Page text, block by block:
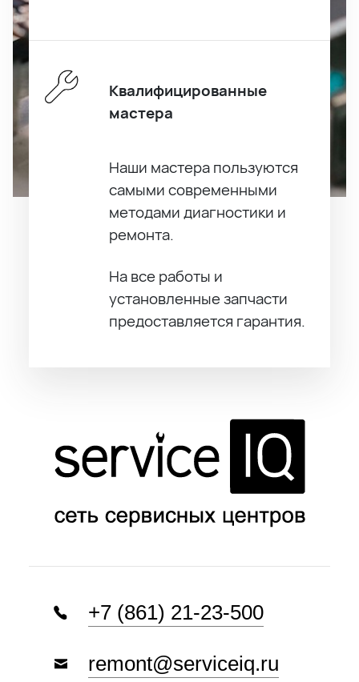
Квалифицированные
мастера
Наши мастера пользуются
самыми современными
методами диагностики и
ремонта.
На все работы и
установленные запчасти
предоставляется гарантия.
+7 (861) 21-23-500
remont@serviceiq.ru